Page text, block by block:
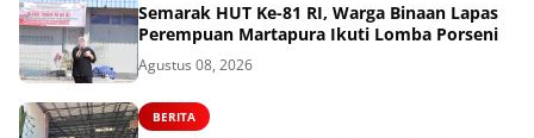
Semarak HUT Ke-81 RI, Warga Binaan Lapas
Perempuan Martapura Ikuti Lomba Porseni
Agustus 08, 2026
BERITA